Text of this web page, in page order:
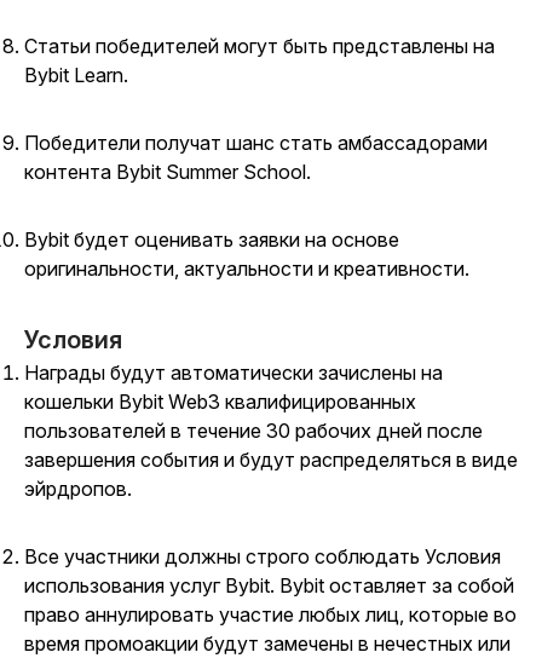
Статьи победителей могут быть представлены на
Bybit Learn.
Победители получат шанс стать амбассадорами
контента Bybit Summer School.
Bybit будет оценивать заявки на основе
оригинальности, актуальности и креативности.
Условия
Награды будут автоматически зачислены на
кошельки Bybit Web3 квалифицированных
пользователей в течение 30 рабочих дней после
завершения события и будут распределяться в виде
эйрдропов.
Все участники должны строго соблюдать Условия
использования услуг Bybit. Bybit оставляет за собой
право аннулировать участие любых лиц, которые во
время промоакции будут замечены в нечестных или